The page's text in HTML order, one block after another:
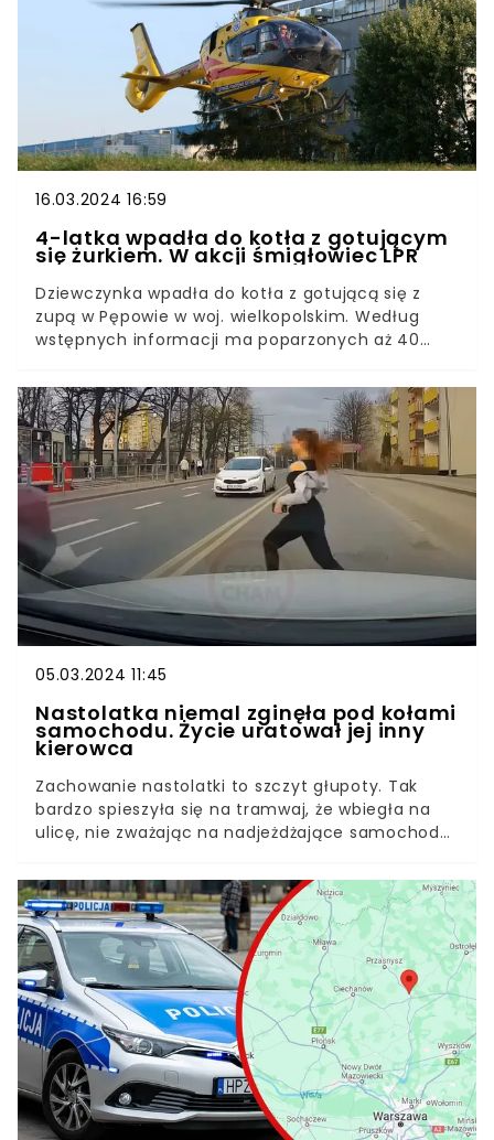
16.03.2024 16:59
4-latka wpadła do kotła z gotującym
się żurkiem. W akcji śmigłowiec LPR
Dziewczynka wpadła do kotła z gotującą się z
zupą w Pępowie w woj. wielkopolskim. Według
wstępnych informacji ma poparzonych aż 40
zdarzenia.Rodzice prawdopodobnie nie wezwali
pomocy do dziecka. Służby sprawdzą, kto zawinił.
05.03.2024 11:45
Nastolatka niemal zginęła pod kołami
samochodu. Życie uratował jej inny
kierowca
Zachowanie nastolatki to szczyt głupoty. Tak
bardzo spieszyła się na tramwaj, że wbiegła na
ulicę, nie zważając na nadjeżdżające samochody.
jednego z kierowców. Było dosłownie o włos od
tragedii!Nastolatków wlepiających wzrok w ekrany
telefonów i kompletnie niezwracających uwagi
na to co dzieje się dookoła nich, widzimy na
ulicach każdego dnia. Tak właśnie zachowała się
dziewczyna w Bytomiu – Szombierkach.
Bezmyślne wkroczenie na jezdnie mogło
kosztować życie nie tylko jej, ale także innych
osób przebywających na drodze.